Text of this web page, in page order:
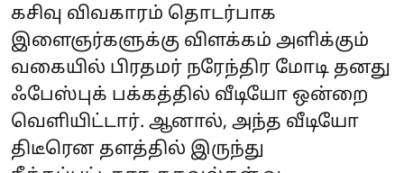
கசிவு விவகாரம் தொடர்பாக
இளைஞர்களுக்கு விளக்கம் அளிக்கும்
வகையில் பிரதமர் நரேந்திர மோடி தனது
ஃபேஸ்புக் பக்கத்தில் வீடியோ ஒன்றை
வெளியிட்டார். ஆனால், அந்த வீடியோ
திடீரென தளத்தில் இருந்து